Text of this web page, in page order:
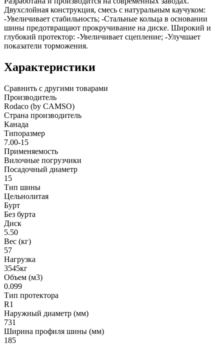
Двухслойная конструкция, смесь с натуральным каучуком:
-Увеличивает стабильность; -Стальные кольца в основании
шины предотвращают прокручивание на диске. Широкий и
глубокий протектор: -Увеличивает сцепление; -Улучшает
показатели торможения.
Характеристики
Сравнить с другими товарами
Производитель
Rodaco (by CAMSO)
Страна производитель
Канада
Типоразмер
7.00-15
Применяемость
Вилочные погрузчики
Посадочный диаметр
15
Тип шины
Цельнолитая
Бурт
Без бурта
Диск
5.50
Вес (кг)
57
Нагрузка
3545кг
Объем (м3)
0.099
Тип протектора
R1
Наружный диаметр (мм)
731
Ширина профиля шины (мм)
185